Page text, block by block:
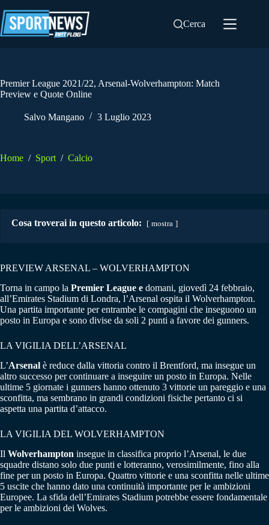
al
contenuto
Cerca
Premier League 2021/22, Arsenal-Wolverhampton: Match
Preview e Quote Online
Salvo Mangano 3 Luglio 2023
Home / Sport / Calcio
Cosa troverai in questo articolo: mostra
PREVIEW ARSENAL – WOLVERHAMPTON
Torna in campo la Premier League e domani, giovedì 24 febbraio,
all’Emirates Stadium di Londra, l’Arsenal ospita il Wolverhampton.
Una partita importante per entrambe le compagini che inseguono un
posto in Europa e sono divise da soli 2 punti a favore dei gunners.
LA VIGILIA DELL’ARSENAL
L’Arsenal è reduce dalla vittoria contro il Brentford, ma insegue un
altro successo per continuare a inseguire un posto in Europa. Nelle
ultime 5 giornate i gunners hanno ottenuto 3 vittorie un pareggio e una
sconfitta, ma sembrano in grandi condizioni fisiche pertanto ci si
aspetta una partita d’attacco.
LA VIGILIA DEL WOLVERHAMPTON
Il Wolverhampton insegue in classifica proprio l’Arsenal, le due
squadre distano solo due punti e lotteranno, verosimilmente, fino alla
fine per un posto in Europa. Quattro vittorie e una sconfitta nelle ultime
5 uscite che hanno dato una continuità importante per le ambizioni
Europee. La sfida dell’Emirates Stadium potrebbe essere fondamentale
per le ambizioni dei Wolves.